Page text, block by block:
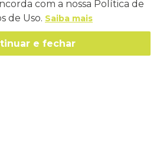
Retire em Loja
e Promoções
de Revenda
de Patrocínio
Estamos
Visão e Valores
Links Úteis
com a nossa Política de
de Uso. Saiba mais
e fechar